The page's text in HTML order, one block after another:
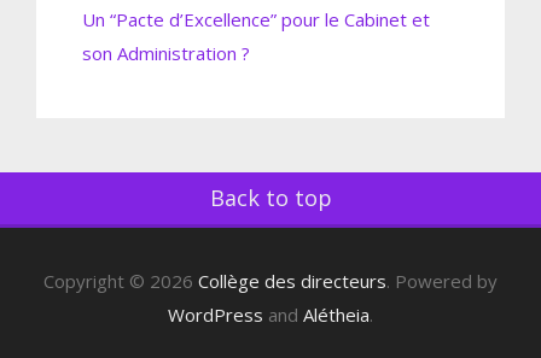
Un “Pacte d’Excellence” pour le Cabinet et
son Administration ?
Back to top
Copyright © 2026 Collège des directeurs. Powered by
WordPress and Alétheia.